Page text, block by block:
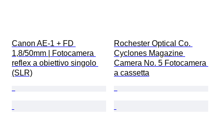
Canon AE-1 + FD
1,8/50mm | Fotocamera
reflex a obiettivo singolo
(SLR)
Rochester Optical Co.
Cyclones Magazine
Camera No. 5 Fotocamera
a cassetta